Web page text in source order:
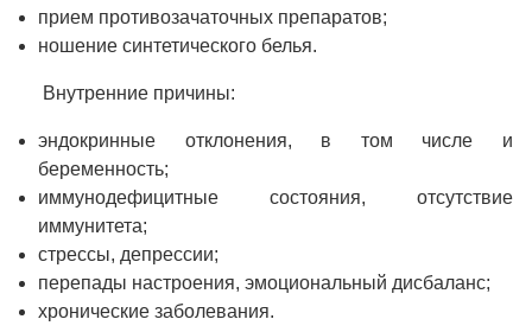
прием противозачаточных препаратов;
ношение синтетического белья.
Внутренние причины:
эндокринные отклонения, в том числе и
беременность;
иммунодефицитные состояния, отсутствие
иммунитета;
стрессы, депрессии;
перепады настроения, эмоциональный дисбаланс;
хронические заболевания.